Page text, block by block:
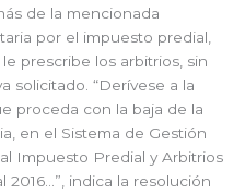
de la mencionada
por el impuesto predial,
prescribe los arbitrios, sin
solicitado. “Derívese a la
proceda con la baja de la
en el Sistema de Gestión
Impuesto Predial y Arbitrios
2016…”, indica la resolución